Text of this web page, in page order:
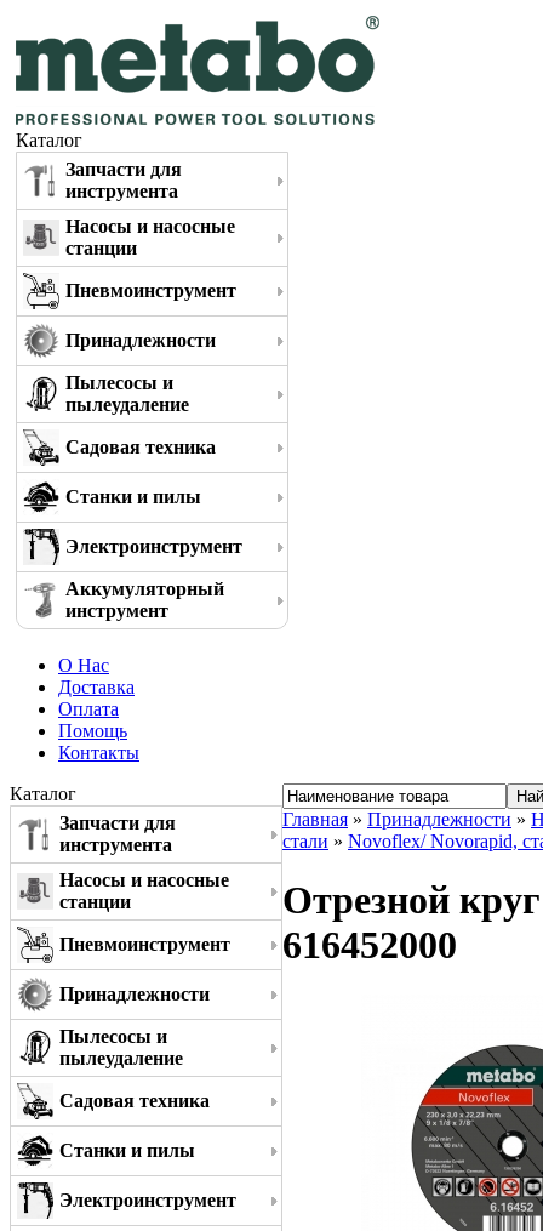
Каталог
Запчасти для
инструмента
Насосы и насосные
станции
Пневмоинструмент
Принадлежности
Пылесосы и
пылеудаление
Садовая техника
Станки и пилы
Электроинструмент
Аккумуляторный
инструмент
О Нас
Доставка
Оплата
Помощь
Контакты
Каталог
Запчасти для
инструмента
Насосы и насосные
станции
Пневмоинструмент
Принадлежности
Пылесосы и
пылеудаление
Садовая техника
Станки и пилы
Электроинструмент
Главная » Принадлежности »
стали » Novoflex/ Novorapid,
Отрезной
616452000